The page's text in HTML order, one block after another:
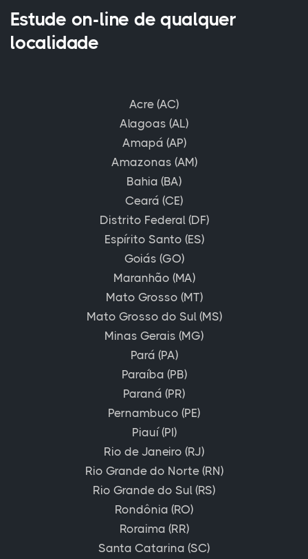
Estude on-line de qualquer
localidade
Acre (AC)
Alagoas (AL)
Amapá (AP)
Amazonas (AM)
Bahia (BA)
Ceará (CE)
Distrito Federal (DF)
Espírito Santo (ES)
Goiás (GO)
Maranhão (MA)
Mato Grosso (MT)
Mato Grosso do Sul (MS)
Minas Gerais (MG)
Pará (PA)
Paraíba (PB)
Paraná (PR)
Pernambuco (PE)
Piauí (PI)
Rio de Janeiro (RJ)
Rio Grande do Norte (RN)
Rio Grande do Sul (RS)
Rondônia (RO)
Roraima (RR)
Santa Catarina (SC)